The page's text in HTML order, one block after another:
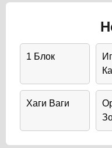
1 Блок
Хаги Ваги